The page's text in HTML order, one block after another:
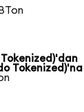
Tokenized)'na